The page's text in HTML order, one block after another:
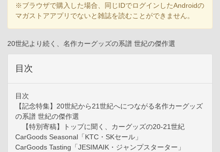
※ブラウザで購入した場合、同じIDでログインしたAndroidの
マガストアアプリでないと雑誌を読むことができません。
20世紀より続く、名作カーグッズの系譜 世紀の傑作選
目次
目次
【記念特集】20世紀から21世紀へにつながる名作カーグッズ
の系譜 世紀の傑作選
【特別寄稿】トップに聞く、カーグッズの20-21世紀
CarGoods Seasonal「KTC・SKセール」
CarGoods Tasting「JESIMAIK・ジャンプスターター」